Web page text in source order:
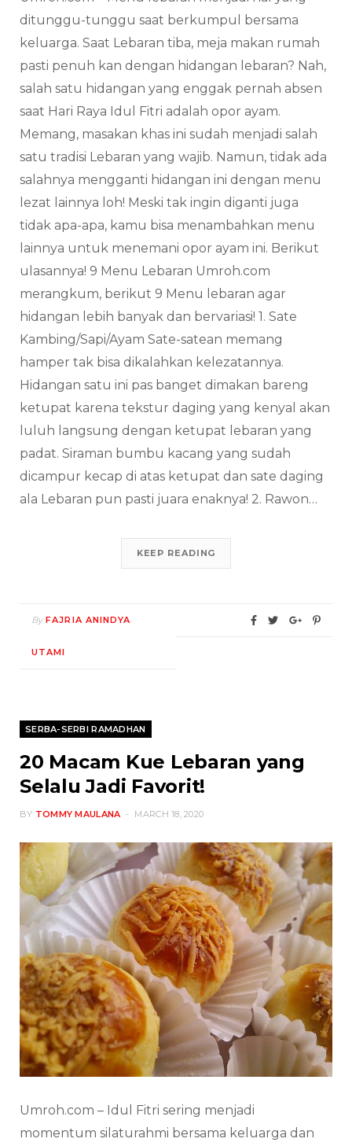
ditunggu-tunggu saat berkumpul bersama
keluarga. Saat Lebaran tiba, meja makan rumah
pasti penuh kan dengan hidangan lebaran? Nah,
salah satu hidangan yang enggak pernah absen
saat Hari Raya Idul Fitri adalah opor ayam.
Memang, masakan khas ini sudah menjadi salah
satu tradisi Lebaran yang wajib. Namun, tidak ada
salahnya mengganti hidangan ini dengan menu
lezat lainnya loh! Meski tak ingin diganti juga
tidak apa-apa, kamu bisa menambahkan menu
lainnya untuk menemani opor ayam ini. Berikut
ulasannya! 9 Menu Lebaran Umroh.com
merangkum, berikut 9 Menu lebaran agar
hidangan lebih banyak dan bervariasi! 1. Sate
Kambing/Sapi/Ayam Sate-satean memang
hamper tak bisa dikalahkan kelezatannya.
Hidangan satu ini pas banget dimakan bareng
ketupat karena tekstur daging yang kenyal akan
luluh langsung dengan ketupat lebaran yang
padat. Siraman bumbu kacang yang sudah
dicampur kecap di atas ketupat dan sate daging
ala Lebaran pun pasti juara enaknya! 2. Rawon…
KEEP READING
By FAJRIA ANINDYA
UTAMI
SERBA-SERBI RAMADHAN
20 Macam Kue Lebaran yang
Selalu Jadi Favorit!
BY TOMMY MAULANA MARCH 18, 2020
Umroh.com – Idul Fitri sering menjadi
momentum silaturahmi bersama keluarga dan